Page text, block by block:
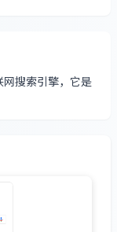
搜索引擎，它是